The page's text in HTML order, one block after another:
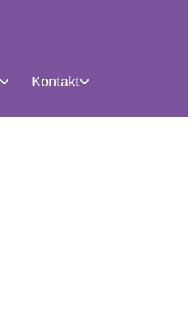
Kontakt